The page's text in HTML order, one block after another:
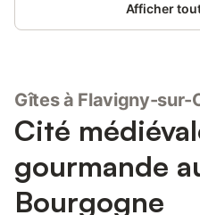
Afficher
Gîtes à Flavigny-sur-
Cité
gourmande
Bourgogne